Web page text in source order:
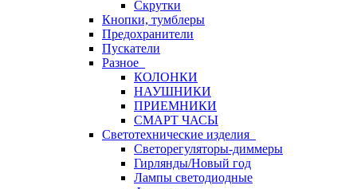
Скрутки
Кнопки, тумблеры
Предохранители
Пускатели
Разное
КОЛОНКИ
НАУШНИКИ
ПРИЕМНИКИ
СМАРТ ЧАСЫ
Светотехнические изделия
Светорегуляторы-диммеры
Гирлянды/Новый год
Лампы светодиодные